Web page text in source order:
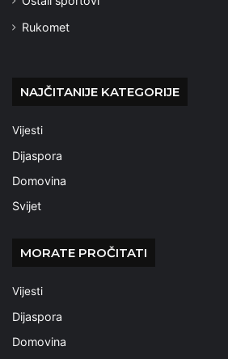
Rukomet
NAJČITANIJE KATEGORIJE
Vijesti
Dijaspora
Domovina
Svijet
MORATE PROČITATI
Vijesti
Dijaspora
Domovina